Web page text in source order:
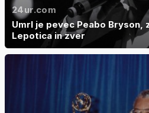
24ur.com
Umrl je pevec Peabo Bryson,
Lepotica in zver